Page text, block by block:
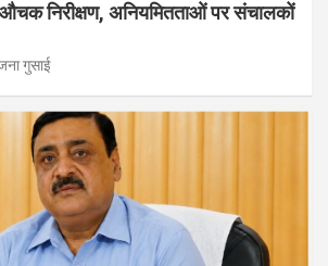
निरीक्षण, अनियमितताओं पर संचालकों
गुसाई